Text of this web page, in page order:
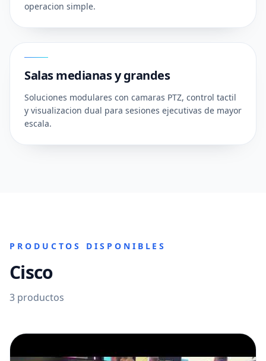
operacion simple.
Salas medianas y grandes
Soluciones modulares con camaras PTZ, control tactil
y visualizacion dual para sesiones ejecutivas de mayor
escala.
PRODUCTOS DISPONIBLES
Cisco
3 productos